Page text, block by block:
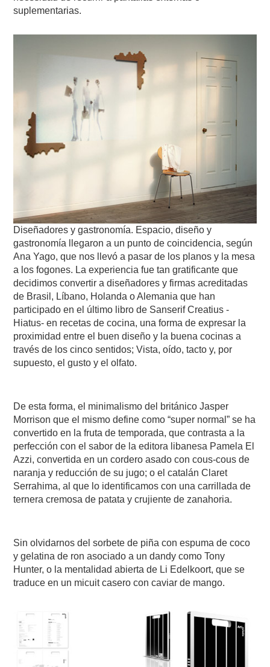
suplementarias.
Diseñadores y gastronomía. Espacio, diseño y
gastronomía llegaron a un punto de coincidencia, según
Ana Yago, que nos llevó a pasar de los planos y la mesa
a los fogones. La experiencia fue tan gratificante que
decidimos convertir a diseñadores y firmas acreditadas
de Brasil, Líbano, Holanda o Alemania que han
participado en el último libro de Sanserif Creatius -
Hiatus- en recetas de cocina, una forma de expresar la
proximidad entre el buen diseño y la buena cocinas a
través de los cinco sentidos; Vista, oído, tacto y, por
supuesto, el gusto y el olfato.
De esta forma, el minimalismo del británico Jasper
Morrison que el mismo define como “super normal” se ha
convertido en la fruta de temporada, que contrasta a la
perfección con el sabor de la editora libanesa Pamela El
Azzi, convertida en un cordero asado con cous-cous de
naranja y reducción de su jugo; o el catalán Claret
Serrahima, al que lo identificamos con una carrillada de
ternera cremosa de patata y crujiente de zanahoria.
Sin olvidarnos del sorbete de piña con espuma de coco
y gelatina de ron asociado a un dandy como Tony
Hunter, o la mentalidad abierta de Li Edelkoort, que se
traduce en un micuit casero con caviar de mango.